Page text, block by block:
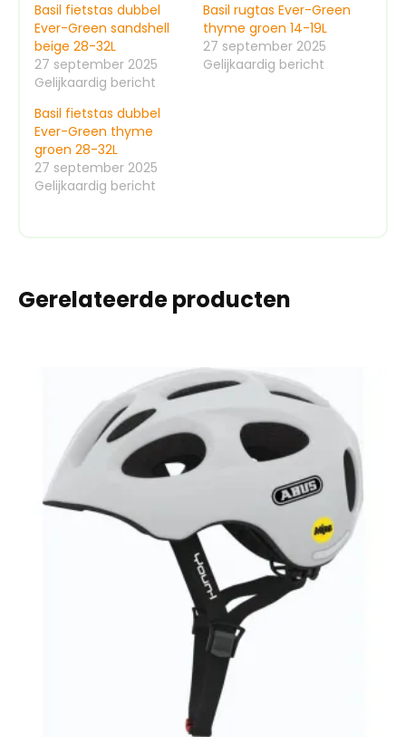
Basil fietstas dubbel
Ever-Green sandshell
beige 28-32L
27 september 2025
Gelijkaardig bericht
Basil rugtas Ever-Green
thyme groen 14-19L
27 september 2025
Gelijkaardig bericht
Basil fietstas dubbel
Ever-Green thyme
groen 28-32L
27 september 2025
Gelijkaardig bericht
Gerelateerde producten